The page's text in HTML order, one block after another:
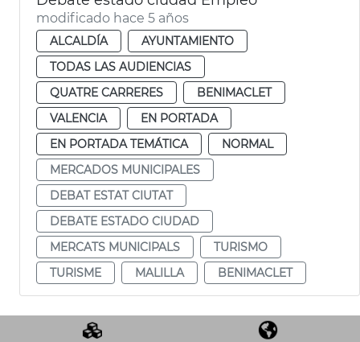
modificado hace 5 años
ALCALDÍA
AYUNTAMIENTO
TODAS LAS AUDIENCIAS
QUATRE CARRERES
BENIMACLET
VALENCIA
EN PORTADA
EN PORTADA TEMÁTICA
NORMAL
MERCADOS MUNICIPALES
DEBAT ESTAT CIUTAT
DEBATE ESTADO CIUDAD
MERCATS MUNICIPALS
TURISMO
TURISME
MALILLA BENIMACLET